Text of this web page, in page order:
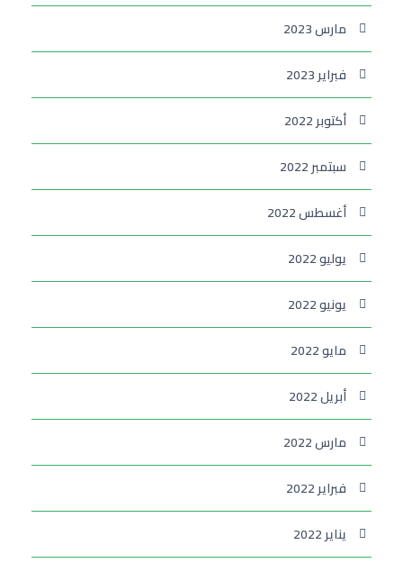
مارس 2023
فبراير 2023
أكتوبر 2022
سبتمبر 2022
أغسطس 2022
يوليو 2022
يونيو 2022
مايو 2022
أبريل 2022
مارس 2022
فبراير 2022
يناير 2022